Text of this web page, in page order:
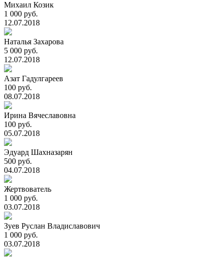
Михаил Козик
1 000 руб.
12.07.2018
Наталья Захарова
5 000 руб.
12.07.2018
Азат Гадулгареев
100 руб.
08.07.2018
Ирина Вячеславовна
100 руб.
05.07.2018
Эдуард Шахназарян
500 руб.
04.07.2018
Жертвователь
1 000 руб.
03.07.2018
Зуев Руслан Владиславович
1 000 руб.
03.07.2018